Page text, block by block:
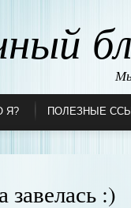
Я? ПОЛЕЗНЫЕ
завелась :)